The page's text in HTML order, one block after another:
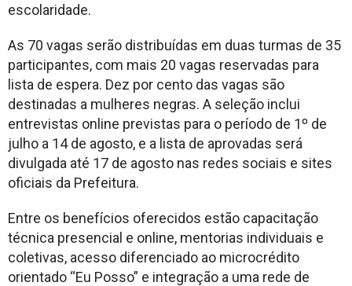
escolaridade.
As 70 vagas serão distribuídas em duas turmas de 35
participantes, com mais 20 vagas reservadas para
lista de espera. Dez por cento das vagas são
destinadas a mulheres negras. A seleção inclui
entrevistas online previstas para o período de 1º de
julho a 14 de agosto, e a lista de aprovadas será
divulgada até 17 de agosto nas redes sociais e sites
oficiais da Prefeitura.
Entre os benefícios oferecidos estão capacitação
técnica presencial e online, mentorias individuais e
coletivas, acesso diferenciado ao microcrédito
orientado “Eu Posso” e integração a uma rede de